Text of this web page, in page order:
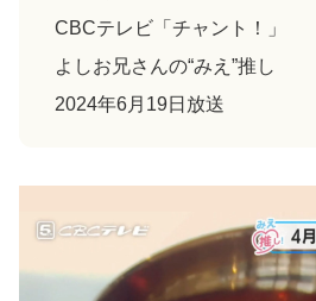
CBCテレビ「チャント！」
よしお兄さんの“みえ”推し
2024年6月19日放送